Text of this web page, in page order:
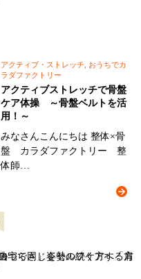
アクティブ・ストレッチ, おうちでカ
ラダファクトリー
アクティブストレッチで骨盤
ケア体操 ～骨盤ベルトを活
用！～
みなさんこんにちは 整体×骨
盤 カラダファクトリー 整
体師…